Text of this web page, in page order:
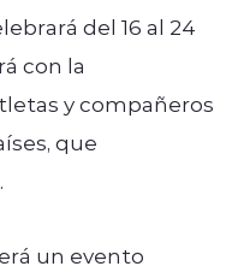
del 16 al 24
con la
y compañeros
que
un evento